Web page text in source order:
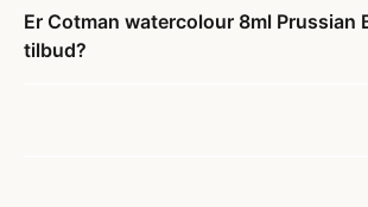
Er Cotman watercolour 8ml Prussian
tilbud?